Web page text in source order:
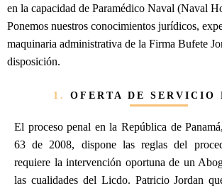
en la capacidad de Paramédico Naval (Naval
Ponemos nuestros conocimientos jurídicos,
maquinaria administrativa de la Firma Bufete
disposición.
1. OFERTA DE SERVICIO
El proceso penal en la República de
63 de 2008, dispone las reglas del
requiere la intervención oportuna de un
las cualidades del Licdo. Patricio Jordan